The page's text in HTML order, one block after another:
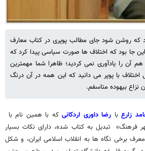
که روشن شود جای مطالب پوپری در کتاب معارف
جا بود که اختلاف ها صورت سیاسی پیدا کرد که
آن را یادآوری نمی کردید؛ ظاهرا شما مهمترین
با پوپر می دانید که این همه در آن درنگ
نزاع بیهوده متاسفم.
زارع با رضا داوری اردکانی که با همین نام با
فرهنگ» تبدیل به کتاب شده، دارای نکات بسیار
برخی نگاه ها به انقلاب اسلامی ایران، و شکل